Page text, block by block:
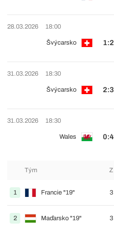
28.03.2026 18:00
Švýcarsko 1:2
31.03.2026 18:30
Švýcarsko 2:3
31.03.2026 18:30
Wales 0:4
Tým Z
1 Francie "19" 3
2 Maďarsko "19" 3